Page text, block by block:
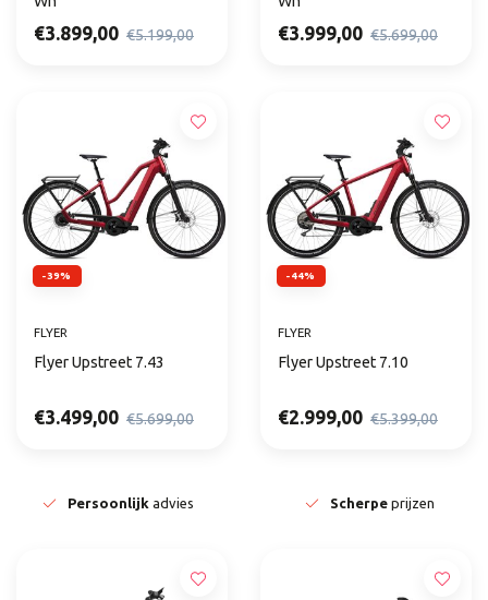
€3.899,00 €5.199,00 €3.999,00 €5.699,00
-39%
FLYER
Flyer Upstreet 7.43
€3.499,00 €5.699,00
-44%
FLYER
Flyer Upstreet 7.10
€2.999,00 €5.399,00
Persoonlijkadvies Scherpe prijzen